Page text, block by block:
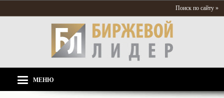
Поиск по сайту »
МЕНЮ